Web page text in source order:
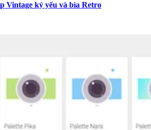
Vintage kỷ yếu và bìa Retro